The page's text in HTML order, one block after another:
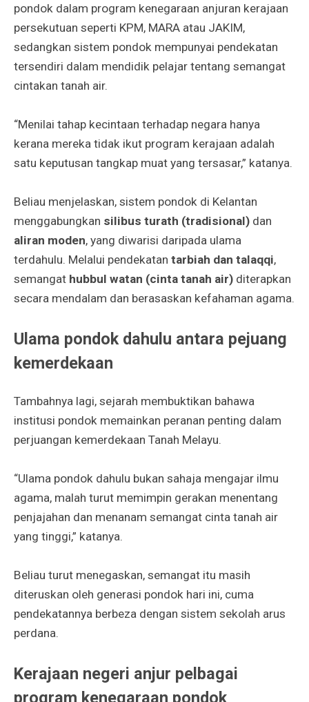
pondok dalam program kenegaraan anjuran kerajaan
persekutuan seperti KPM, MARA atau JAKIM,
sedangkan sistem pondok mempunyai pendekatan
tersendiri dalam mendidik pelajar tentang semangat
cintakan tanah air.
“Menilai tahap kecintaan terhadap negara hanya
kerana mereka tidak ikut program kerajaan adalah
satu keputusan tangkap muat yang tersasar,” katanya.
Beliau menjelaskan, sistem pondok di Kelantan
menggabungkan silibus turath (tradisional) dan
aliran moden, yang diwarisi daripada ulama
terdahulu. Melalui pendekatan tarbiah dan talaqqi,
semangat hubbul watan (cinta tanah air) diterapkan
secara mendalam dan berasaskan kefahaman agama.
Ulama pondok dahulu antara pejuang
kemerdekaan
Tambahnya lagi, sejarah membuktikan bahawa
institusi pondok memainkan peranan penting dalam
perjuangan kemerdekaan Tanah Melayu.
“Ulama pondok dahulu bukan sahaja mengajar ilmu
agama, malah turut memimpin gerakan menentang
penjajahan dan menanam semangat cinta tanah air
yang tinggi,” katanya.
Beliau turut menegaskan, semangat itu masih
diteruskan oleh generasi pondok hari ini, cuma
pendekatannya berbeza dengan sistem sekolah arus
perdana.
Kerajaan negeri anjur pelbagai
program kenegaraan pondok